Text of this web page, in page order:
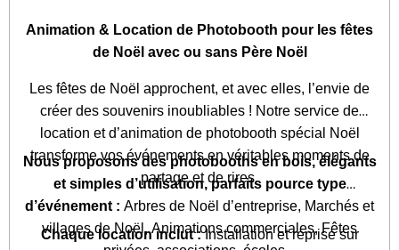
Animation & Location de Photobooth pour les fêtes
de Noël avec ou sans Père Noël
Les fêtes de Noël approchent, et avec elles, l’envie de
créer des souvenirs inoubliables ! Notre service de
location et d’animation de photobooth spécial Noël
transforme vos événements en véritables moments de
partage et de rires.
Nous proposons des photobooths en bois, élégants
et simples d’utilisation, parfaits pource type
d’événement : Arbres de Noël d’entreprise, Marchés et
villages de Noël, Animations commerciales, Fêtes
Chaque location inclut :Installation et reprise sur